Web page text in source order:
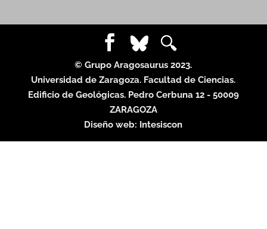
© Grupo Aragosaurus 2023.
Universidad de Zaragoza. Facultad de Ciencias.
Edificio de Geológicas. Pedro Cerbuna 12 - 50009
ZARAGOZA
Diseño web: Intesiscon